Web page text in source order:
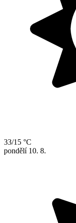
33/15 °C
pondělí 10. 8.